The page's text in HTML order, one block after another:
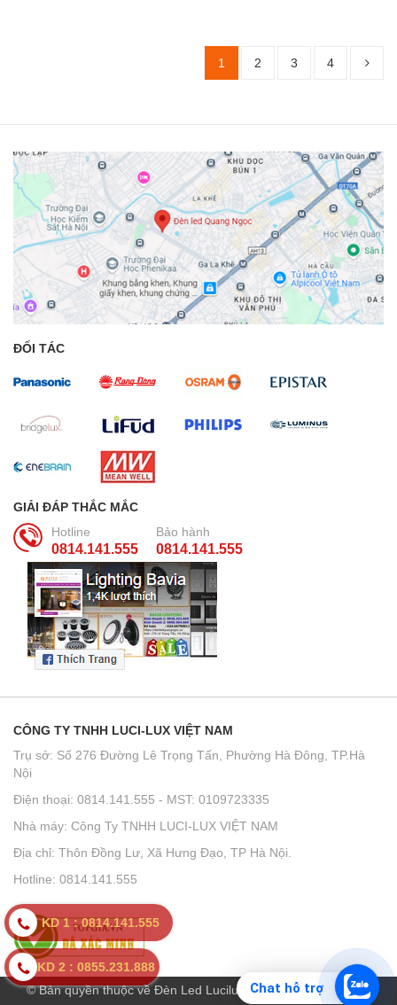
1 2 3 4
ĐỐI TÁC
GIẢI ĐÁP THẮC MẮC
Hotline
0814.141.555
Bảo hành
0814.141.555
CÔNG TY TNHH LUCI-LUX VIỆT NAM
Trụ sở: Số 276 Đường Lê Trọng Tấn, Phường Hà Đông, TP.Hà
Nội
Điện thoại: 0814.141.555 - MST: 0109723335
Nhà máy: Công Ty TNHH LUCI-LUX VIỆT NAM
Địa chỉ: Thôn Đồng Lư, Xã Hưng Đạo, TP Hà Nội.
Hotline: 0814.141.555
© Bản quyền thuộc về Đèn Led Lucilux
KD 2 : 0855.231.888
KD 1 : 0814.141.555
Chat hỗ trợ